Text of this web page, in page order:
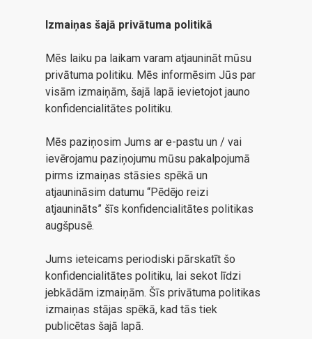
Izmaiņas šajā privātuma politikā
Mēs laiku pa laikam varam atjaunināt mūsu
privātuma politiku. Mēs informēsim Jūs par
visām izmaiņām, šajā lapā ievietojot jauno
konfidencialitātes politiku.
Mēs paziņosim Jums ar e-pastu un / vai
ievērojamu paziņojumu mūsu pakalpojumā
pirms izmaiņas stāsies spēkā un
atjaunināsim datumu “Pēdējo reizi
atjaunināts” šīs konfidencialitātes politikas
augšpusē.
Jums ieteicams periodiski pārskatīt šo
konfidencialitātes politiku, lai sekot līdzi
jebkādām izmaiņām. Šīs privātuma politikas
izmaiņas stājas spēkā, kad tās tiek
publicētas šajā lapā.